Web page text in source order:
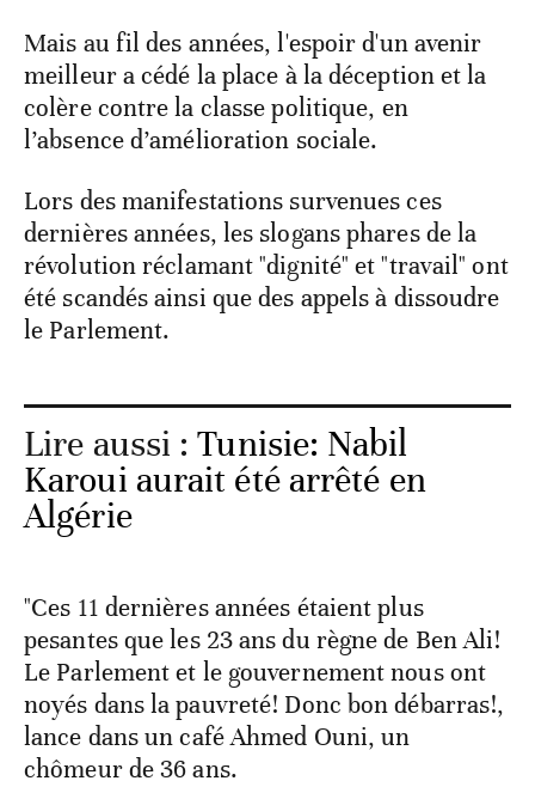
Mais au fil des années, l'espoir d'un avenir
meilleur a cédé la place à la déception et la
colère contre la classe politique, en
l’absence d’amélioration sociale.
Lors des manifestations survenues ces
dernières années, les slogans phares de la
révolution réclamant "dignité" et "travail" ont
été scandés ainsi que des appels à dissoudre
le Parlement.
Lire aussi :Tunisie: Nabil
Karoui aurait été arrêté en
Algérie
"Ces 11 dernières années étaient plus
pesantes que les 23 ans du règne de Ben Ali!
Le Parlement et le gouvernement nous ont
noyés dans la pauvreté! Donc bon débarras!,
lance dans un café Ahmed Ouni, un
chômeur de 36 ans.